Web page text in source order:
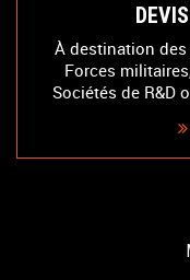
À destination des
Forces
Sociétés de R&D